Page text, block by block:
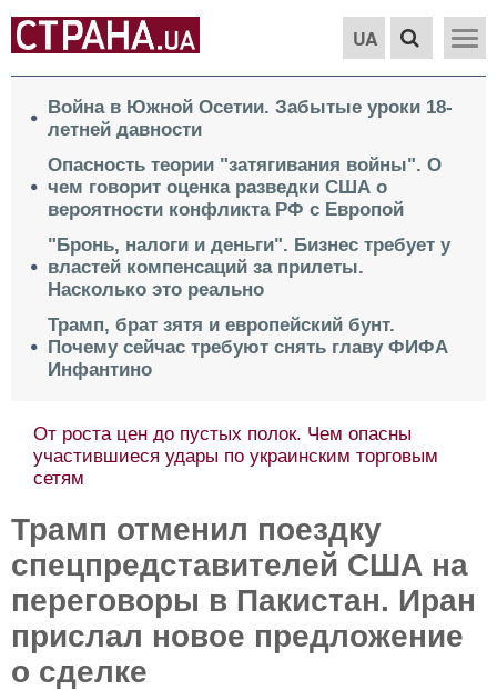
UA
Война в Южной Осетии. Забытые уроки 18-
летней давности
Опасность теории "затягивания войны". О
чем говорит оценка разведки США о
вероятности конфликта РФ с Европой
"Бронь, налоги и деньги". Бизнес требует у
властей компенсаций за прилеты.
Насколько это реально
Трамп, брат зятя и европейский бунт.
Почему сейчас требуют снять главу ФИФА
Инфантино
От роста цен до пустых полок. Чем опасны
участившиеся удары по украинским торговым
сетям
Трамп отменил поездку
спецпредставителей США на
переговоры в Пакистан. Иран
прислал новое предложение
о сделке